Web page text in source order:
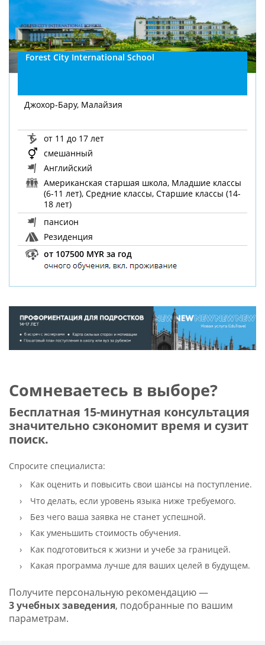
Forest City International School
Джохор-Бару, Малайзия
от 11 до 17 лет
смешанный
Английский
Американская старшая школа, Младшие классы
(6-11 лет), Средние классы, Старшие классы (14-
18 лет)
пансион
Резиденция
от 107500 MYR за год
Сомневаетесь в выборе?
Бесплатная 15-минутная консультация
значительно сэкономит время и сузит
поиск.
Спросите специалиста:
Как оценить и повысить свои шансы на поступление.
Что делать, если уровень языка ниже требуемого.
Без чего ваша заявка не станет успешной.
Как уменьшить стоимость обучения.
Как подготовиться к жизни и учебе за границей.
Какая программа лучше для ваших целей в будущем.
Получите персональную рекомендацию —
3 учебных заведения, подобранные по вашим
параметрам.